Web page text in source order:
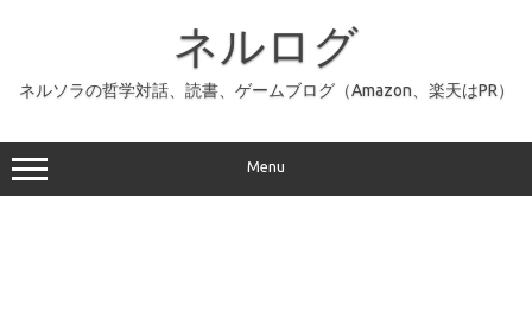
ッ
プ
ネルログ
ネルソラの哲学対話、読書、ゲームブログ（Amazon、楽天はPR）
Menu